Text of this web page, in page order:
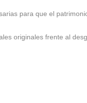
para que el
originales frente al